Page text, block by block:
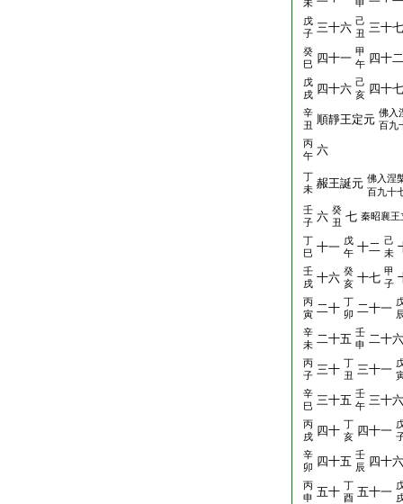
未 申
戊
子 三十六 己
丑 三十七
癸
巳 四十一 甲
午 四十二
戊
戌 四十六 己
亥 四十七
辛
丑 順靜王定元 佛入
百九
丙
午 六
丁
未 赧王誕元 佛入涅
百九十
壬
子 六 癸
丑 七 秦昭襄王
丁
巳 十一 戊
午 十二 己
未
壬
戌 十六 癸
亥 十七 甲
子
丙
寅 二十 丁
卯 二十一
辛
未 二十五 壬
申 二十六
丙
子 三十 丁
丑 三十一
辛
巳 三十五 壬
午 三十六
丙
戌 四十 丁
亥 四十一
辛
卯 四十五 壬
辰 四十六
丙
申 五十 丁
酉 五十一